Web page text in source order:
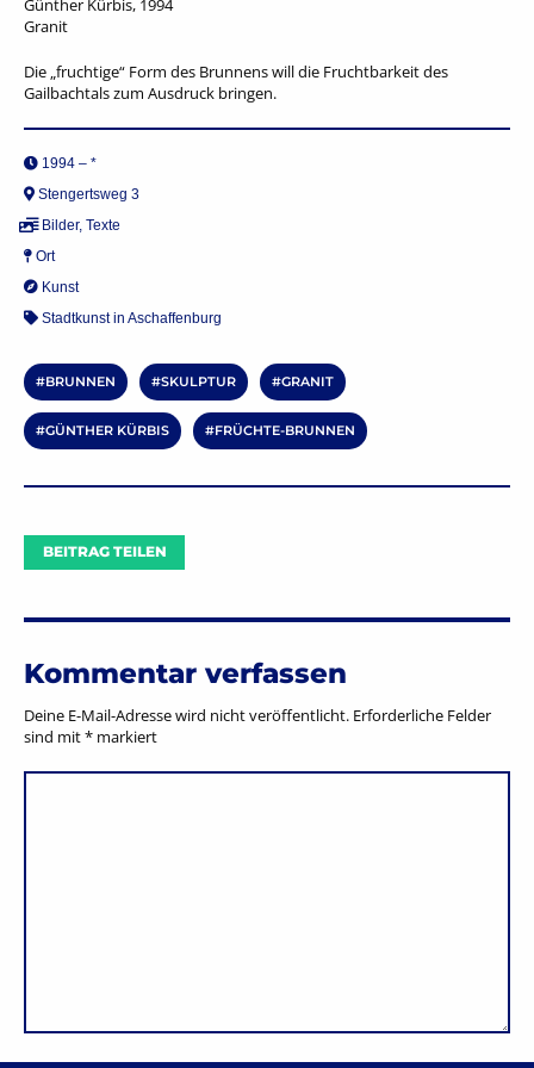
Granit
Die „fruchtige“ Form des Brunnens will die Fruchtbarkeit des
Gailbachtals zum Ausdruck bringen.
1994 – *
Stengertsweg 3
Bilder, Texte
Ort
Kunst
Stadtkunst in Aschaffenburg
BRUNNEN SKULPTUR GRANIT
GÜNTHER KÜRBIS FRÜCHTE-BRUNNEN
BEITRAG TEILEN
Kommentar verfassen
Deine E-Mail-Adresse wird nicht veröffentlicht. Erforderliche Felder
sind mit* markiert